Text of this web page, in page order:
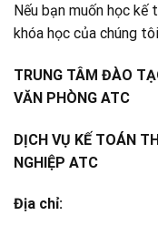
Nếu bạn muốn học
khóa học của chúng
TRUNG TÂM ĐÀO
VĂN PHÒNG ATC
DỊCH VỤ KẾ TOÁN
NGHIỆP ATC
Địa chỉ: